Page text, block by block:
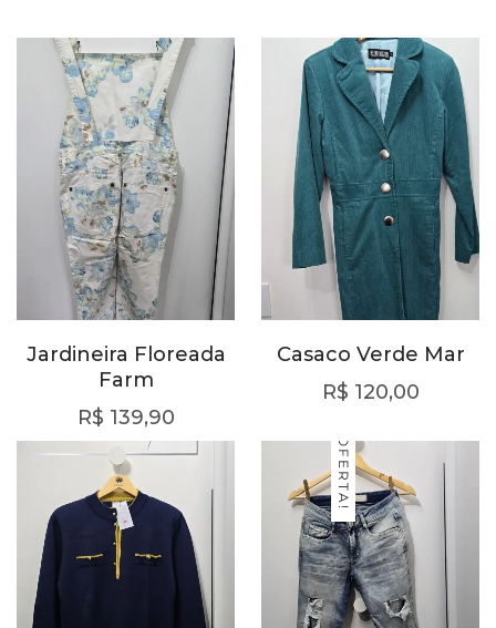
Jardineira Floreada
Farm
R$ 139,90
Casaco Verde Mar
R$ 120,00
OFERTA!